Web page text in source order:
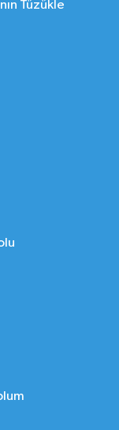
Tüzükle